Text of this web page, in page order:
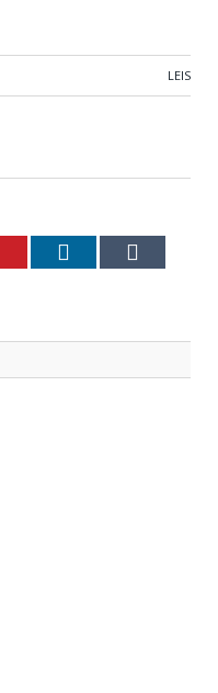
LEIS
Pinterest LinkedIn